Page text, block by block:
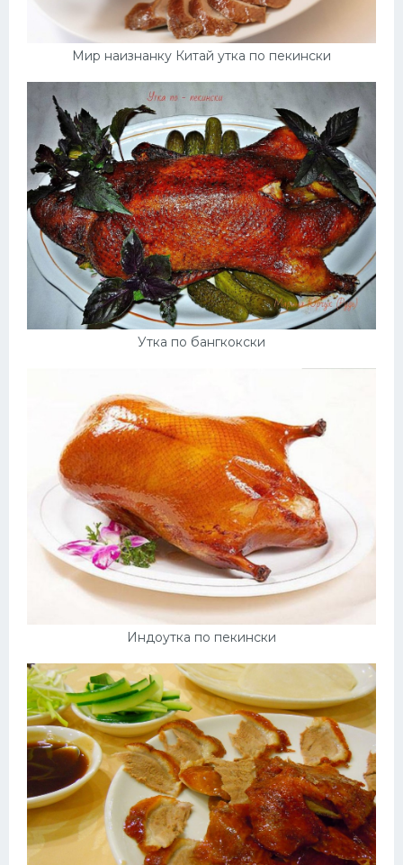
Мир наизнанку Китай утка по пекински
Утка по бангкокски
Индоутка по пекински